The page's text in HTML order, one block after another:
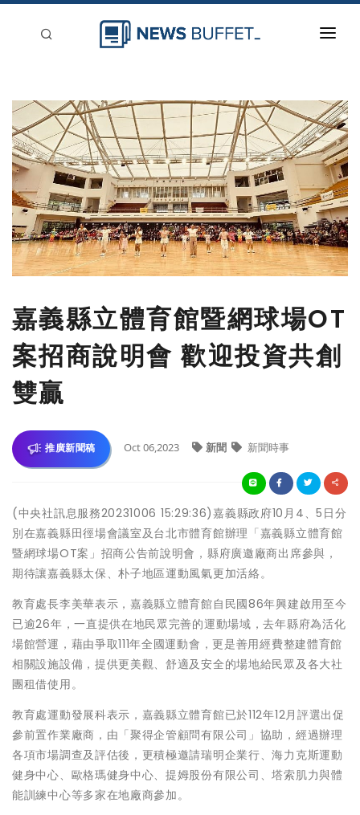
新聞稿分類
登入
刊登
嘉義縣立體育館暨網球場OT
案招商說明會 歡迎投資共創
雙贏
推廣新聞稿 Oct 06,2023 新聞 新聞時事
(中央社訊息服務20231006 15:29:36)嘉義縣政府10月4、5日分
別在嘉義縣田徑場會議室及台北市體育館辦理「嘉義縣立體育館
暨網球場OT案」招商公告前說明會，縣府廣邀廠商出席參與，
期待讓嘉義縣太保、朴子地區運動風氣更加活絡。
教育處長李美華表示，嘉義縣立體育館自民國86年興建啟用至今
已逾26年，一直提供在地民眾完善的運動場域，去年縣府為活化
場館營運，藉由爭取111年全國運動會，更是善用經費整建體育館
相關設施設備，提供更美觀、舒適及安全的場地給民眾及各大社
團租借使用。
教育處運動發展科表示，嘉義縣立體育館已於112年12月評選出促
參前置作業廠商，由「聚得企管顧問有限公司」協助，經過辦理
各項市場調查及評估後，更積極邀請瑞明企業行、海力克斯運動
健身中心、歐格瑪健身中心、提姆股份有限公司、塔索肌力與體
能訓練中心等多家在地廠商參加。